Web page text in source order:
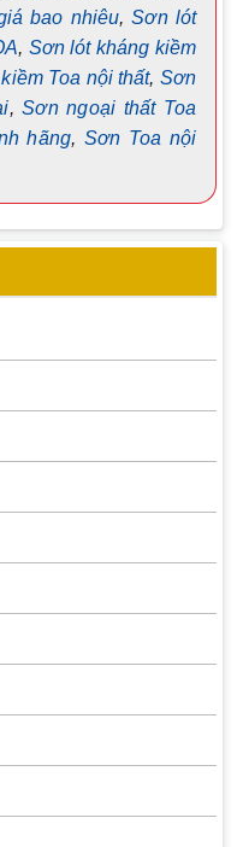
bao nhiêu,Sơn lót
, Sơn lót kháng kiềm
Toa nội thất, Sơn
,Sơn ngoại thất Toa
hãng, Sơn Toa nội